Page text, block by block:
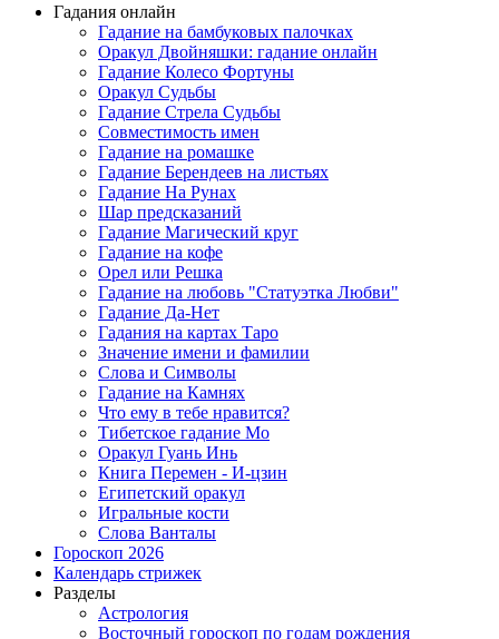
Гадания онлайн
Гадание на бамбуковых палочках
Оракул Двойняшки: гадание онлайн
Гадание Колесо Фортуны
Оракул Судьбы
Гадание Стрела Судьбы
Совместимость имен
Гадание на ромашке
Гадание Берендеев на листьях
Гадание На Рунах
Шар предсказаний
Гадание Магический круг
Гадание на кофе
Орел или Решка
Гадание на любовь "Статуэтка Любви"
Гадание Да-Нет
Гадания на картах Таро
Значение имени и фамилии
Слова и Символы
Гадание на Камнях
Что ему в тебе нравится?
Тибетское гадание Мо
Оракул Гуань Инь
Книга Перемен - И-цзин
Египетский оракул
Игральные кости
Слова Ванталы
Гороскоп 2026
Календарь стрижек
Разделы
Астрология
Восточный гороскоп по годам рождения